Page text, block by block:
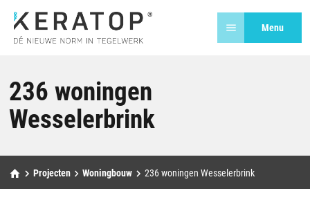
Menu
236 woningen
Wesselerbrink
Projecten Woningbouw 236 woningen Wesselerbrink